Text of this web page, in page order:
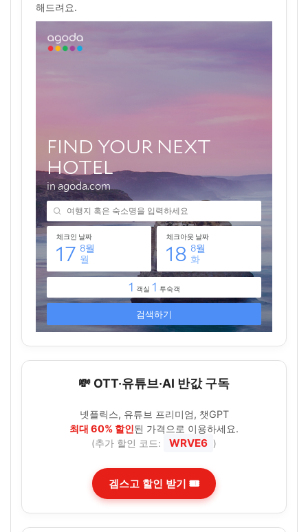
해드려요.
💸 OTT·유튜브·AI 반값 구독
넷플릭스, 유튜브 프리미엄, 챗GPT
최대 60% 할인된 가격으로 이용하세요.
(추가 할인 코드: WRVE6 )
겜스고 할인 받기 🎟️